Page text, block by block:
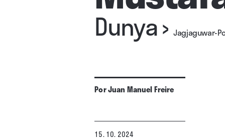
Dunya› Jagjaguwar-
PorJuan Manuel Freire
15. 10. 2024